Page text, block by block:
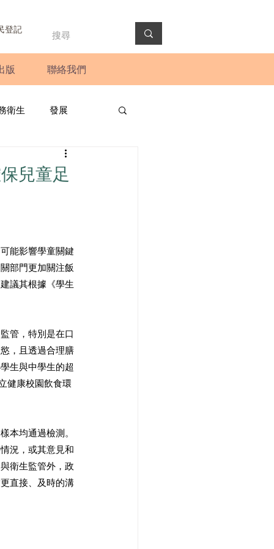
登記
版 聯絡我們
衛生 發展
圓桌會議
兒童足
能影響學童關鍵
部門更加關注飯
議其根據《學生
管，特別是在口
，且透過合理膳
生與中學生的超
健康校園飲食環
本均通過檢測。
況，或其意見和
衛生監管外，政
直接、及時的溝